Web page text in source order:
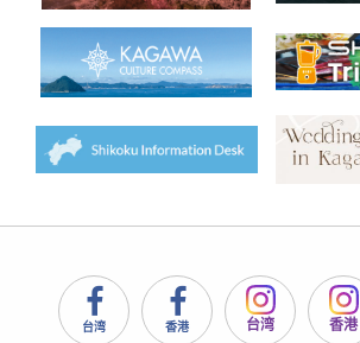
台湾 香港 台湾 香港